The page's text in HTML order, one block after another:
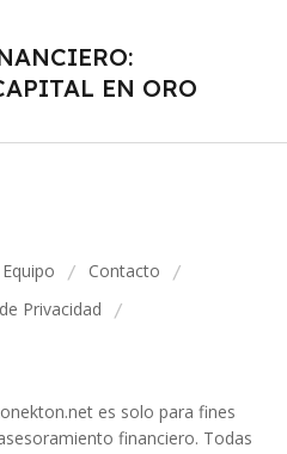
EN ORO
Equipo / Contacto /
Privacidad /
es solo para fines
financiero. Todas